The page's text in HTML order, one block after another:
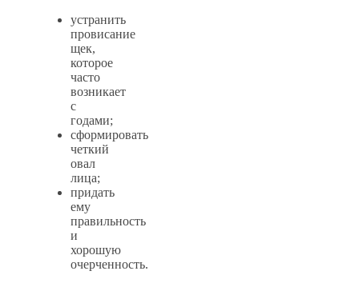
устранить
провисание
щек,
которое
часто
возникает
с
годами;
сформировать
четкий
овал
лица;
придать
ему
правильность
и
хорошую
очерченность.